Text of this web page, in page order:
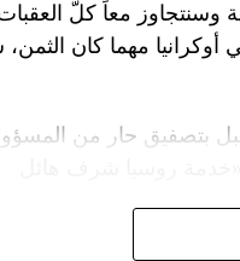
وسنتجاوز معاً كلّ
مهما كان
بتصفيق حار من